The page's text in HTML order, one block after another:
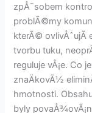
prÃ³stata-
Funciona-
Mexico
zpÅ¯sobem
problÃ©my
kterÃ© ovlivÅˆujÃ­
tvorbu tuku,
reguluje vÅ¡e. Co
znaÄkovÃ½
hmotnosti.
byly